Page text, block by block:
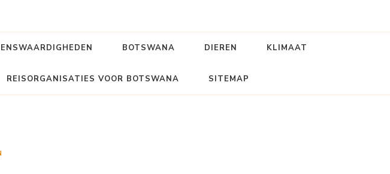
BOTSWANA DIEREN KLIMAAT
REISORGANISATIES VOOR BOTSWANA SITEMAP